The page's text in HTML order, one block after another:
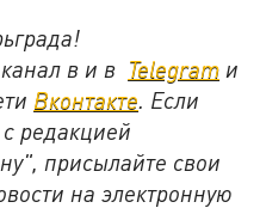
в и в Telegram и
Вконтакте. Если
редакцией
присылайте свои
на электронную